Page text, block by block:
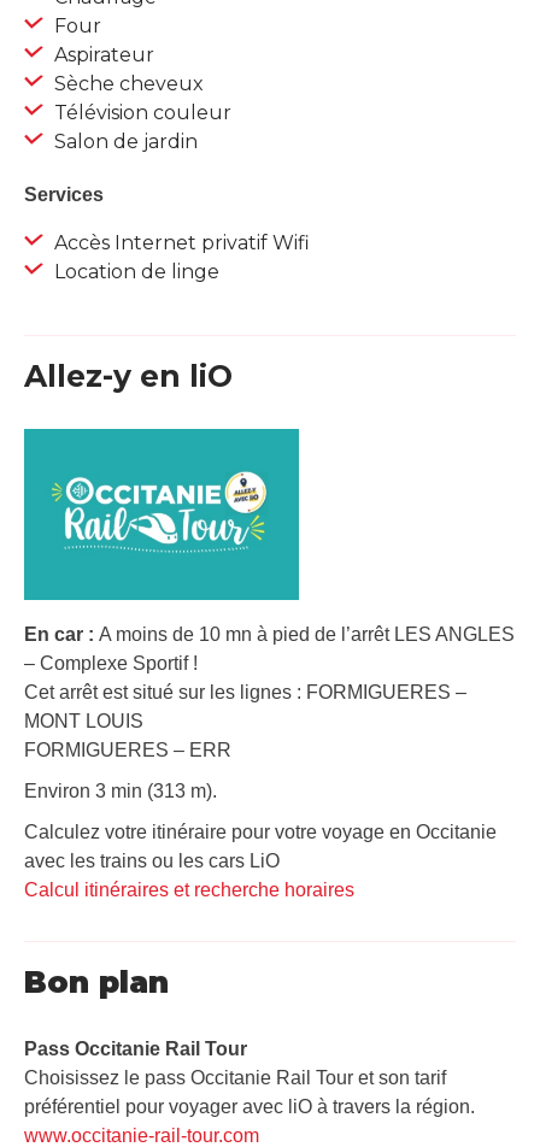
Four
Aspirateur
Sèche cheveux
Télévision couleur
Salon de jardin
Services
Accès Internet privatif Wifi
Location de linge
Allez-y en liO
En car : A moins de 10 mn à pied de l’arrêt LES ANGLES
– Complexe Sportif !
Cet arrêt est situé sur les lignes : FORMIGUERES –
MONT LOUIS
FORMIGUERES – ERR
Environ 3 min (313 m).
Calculez votre itinéraire pour votre voyage en Occitanie
avec les trains ou les cars LiO
Calcul itinéraires et recherche horaires
Bon plan
Pass Occitanie Rail Tour​
Choisissez le pass Occitanie Rail Tour et son tarif
préférentiel pour voyager avec liO à travers la région.
www.occitanie-rail-tour.com